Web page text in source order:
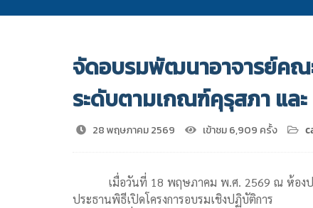
จัดอบรมพัฒนาอาจารย์ค
ระดับตามเกณฑ์คุรุสภา และ
28 พฤษภาคม 2569 เข้าชม 6,909 ครั้ง
เมื่อวันที่ 18 พฤษภาคม พ.ศ. 2569 ณ ห้องป
ประธานพิธีเปิดโครงการอบรมเชิงปฏิบัติการ "